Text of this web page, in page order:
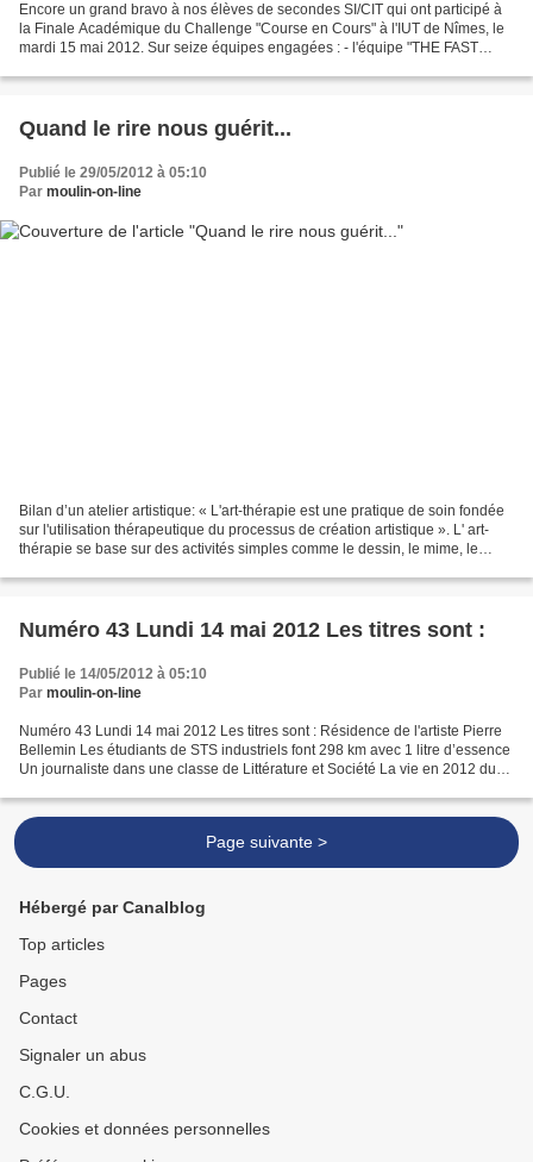
Encore un grand bravo à nos élèves de secondes SI/CIT qui ont participé à
la Finale Académique du Challenge "Course en Cours" à l'IUT de Nîmes, le
mardi 15 mai 2012. Sur seize équipes engagées : - l'équipe "THE FAST
Quand le rire nous guérit...
Publié le 29/05/2012 à 05:10
Par moulin-on-line
Bilan d’un atelier artistique: « L'art-thérapie est une pratique de soin fondée
sur l'utilisation thérapeutique du processus de création artistique ». L' art-
thérapie se base sur des activités simples comme le dessin, le mime, le
Numéro 43 Lundi 14 mai 2012 Les titres sont :
Publié le 14/05/2012 à 05:10
Par moulin-on-line
Numéro 43 Lundi 14 mai 2012 Les titres sont : Résidence de l'artiste Pierre
Bellemin Les étudiants de STS industriels font 298 km avec 1 litre d’essence
Un journaliste dans une classe de Littérature et Société La vie en 2012 du
Page suivante >
Hébergé par Canalblog
Top articles
Pages
Contact
Signaler un abus
C.G.U.
Cookies et données personnelles